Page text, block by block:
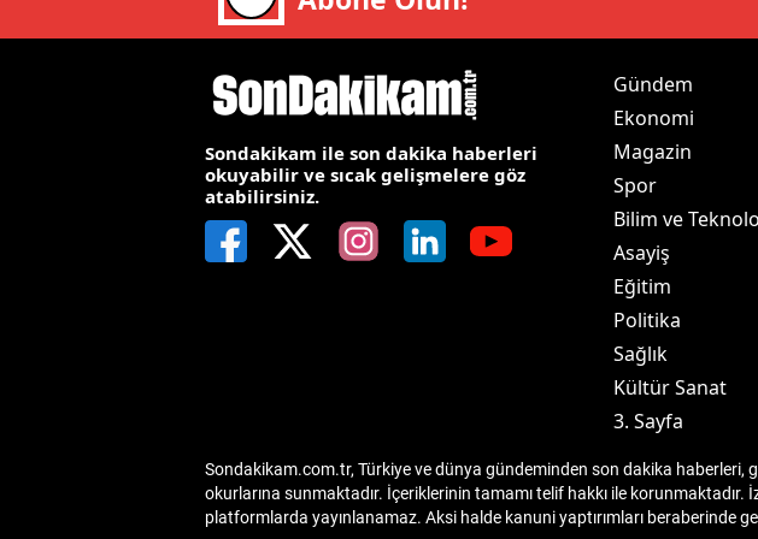
Gümüşhane
Hatay
Isparta
Sondakikam ile son dakika haberleri
okuyabilir ve sıcak gelişmelere göz
atabilirsiniz.
Gündem
Ekonomi
Magazin
Spor
Bilim ve
Asayiş
Eğitim
Politika
Sağlık
Kültür Sanat
3. Sayfa
Sondakikam.com.tr, Türkiye ve dünya gündeminden son dakika
okurlarına sunmaktadır. İçeriklerinin tamamı telif hakkı ile
platformlarda yayınlanamaz. Aksi halde kanuni yaptırımları beraberinde